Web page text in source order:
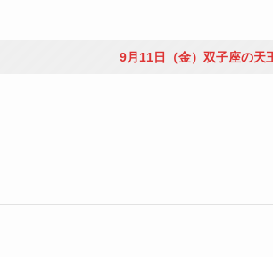
9月11日（金）双子座の天王星が逆行を開始